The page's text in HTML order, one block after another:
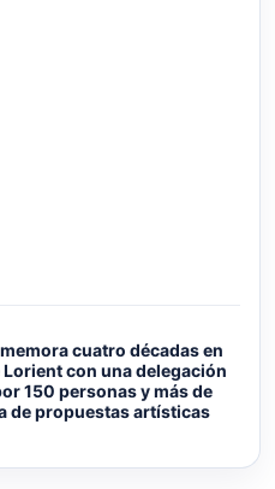
cuatro décadas en
Lorient con una delegación
150 personas y más de
de propuestas artísticas